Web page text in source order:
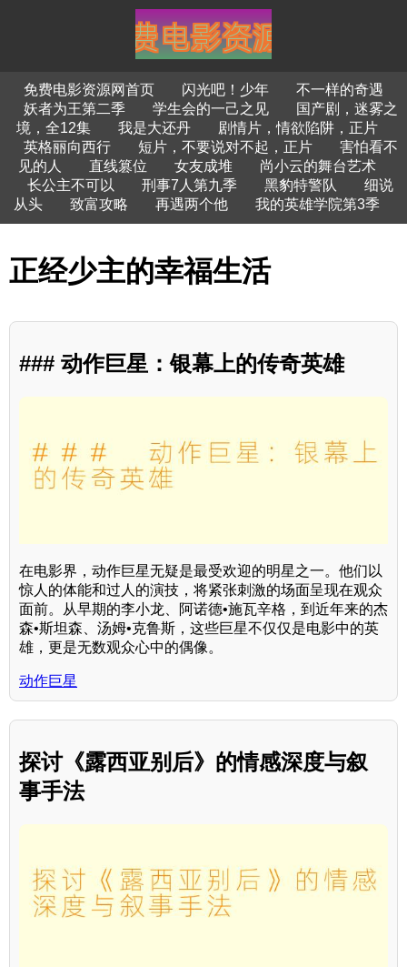
免费电影资源网首页 闪光吧！少年
不一样的奇遇
妖者为王第二季
学生会的一己之见
国产剧，迷雾之
境，全12集
我是大还丹
剧情片，情欲陷阱，正片
英格丽向西行
短片，不要说对不起，正片
害怕看不
见的人
直线篡位 女友成堆
尚小云的舞台艺术
长公主不可以
刑事7人第九季 黑豹特警队
细说
从头
致富攻略 再遇两个他 我的英雄学院第3季
正经少主的幸福生活
### 动作巨星：银幕上的传奇英雄
在电影界，动作巨星无疑是最受欢迎的明星之一。他们以
惊人的体能和过人的演技，将紧张刺激的场面呈现在观众
面前。从早期的李小龙、阿诺德•施瓦辛格，到近年来的杰
森•斯坦森、汤姆•克鲁斯，这些巨星不仅仅是电影中的英
雄，更是无数观众心中的偶像。
动作巨星
探讨《露西亚别后》的情感深度与叙
事手法